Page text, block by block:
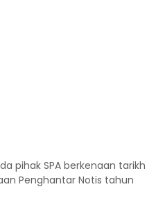
pihak SPA berkenaan tarikh
Penghantar Notis tahun